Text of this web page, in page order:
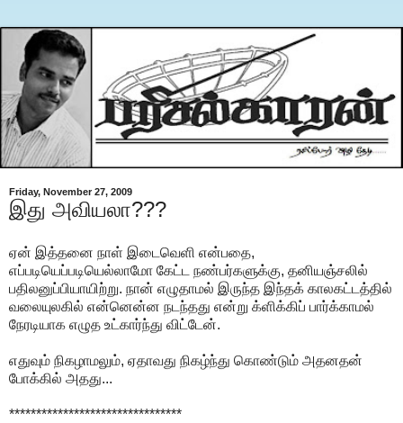
Friday, November 27, 2009
இது அவியலா???
ஏன் இத்தனை நாள் இடைவெளி என்பதை,
எப்படியெப்படியெல்லாமோ கேட்ட நண்பர்களுக்கு, தனியஞ்சலில்
பதிலனுப்பியாயிற்று. நான் எழுதாமல் இருந்த இந்தக் காலகட்டத்தில்
வலையுலகில் என்னென்ன நடந்தது என்று க்ளிக்கிப் பார்க்காமல்
நேரடியாக எழுத உட்கார்ந்து விட்டேன்.
எதுவும் நிகழாமலும், ஏதாவது நிகழ்ந்து கொண்டும் அதனதன்
போக்கில் அதது...
********************************